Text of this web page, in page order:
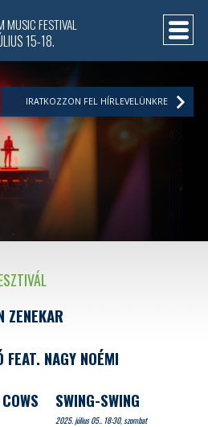
ZENEKAR
NAGY NOÉMI
SWING-SWING
2025. július 05.. 18:30, szombat
MUSIC FESTIVAL
15-18.
IRATKOZZON FEL HÍRLEVELÜNKRE